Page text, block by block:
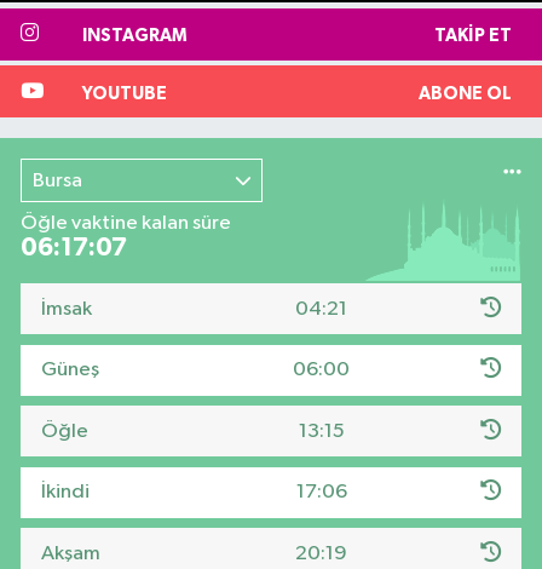
INSTAGRAM TAKIP ET
YOUTUBE ABONE OL
Bursa
Öğle vaktine kalan süre
06:17:06
İmsak 04:21
Güneş 06:00
Öğle 13:15
İkindi 17:06
Akşam 20:19